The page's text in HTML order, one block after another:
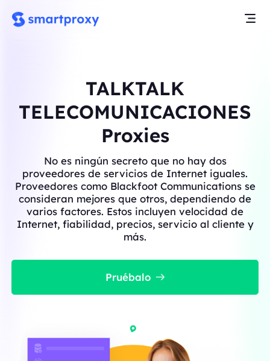
TALKTALK
TELECOMUNICACIONES
Proxies
No es ningún secreto que no hay dos
proveedores de servicios de Internet iguales.
Proveedores como Blackfoot Communications se
consideran mejores que otros, dependiendo de
varios factores. Estos incluyen velocidad de
Internet, fiabilidad, precios, servicio al cliente y
más.
Pruébalo